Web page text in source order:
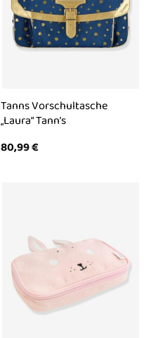
Tanns Vorschultasche
„Laura“ Tann’s
80,99€